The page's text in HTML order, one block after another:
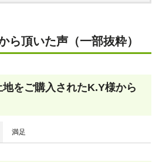
ら頂いた声（一部抜粋）
をご購入されたK.Y様から
満足